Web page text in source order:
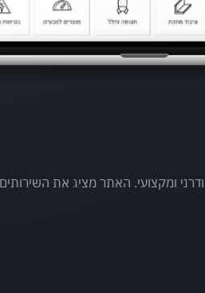
ומקצועי. האתר מציג את